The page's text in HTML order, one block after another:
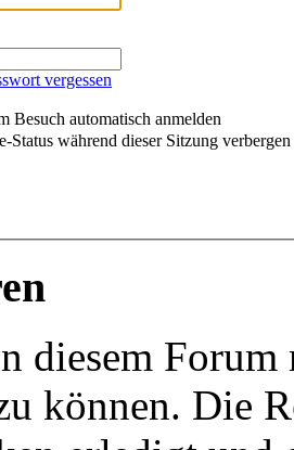
vergessen
Besuch automatisch anmelden
Status während dieser Sitzung verbergen
diesem
können. Die